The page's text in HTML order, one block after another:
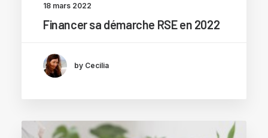
18 mars 2022
Financer sa démarche RSE en 2022
by Cecilia